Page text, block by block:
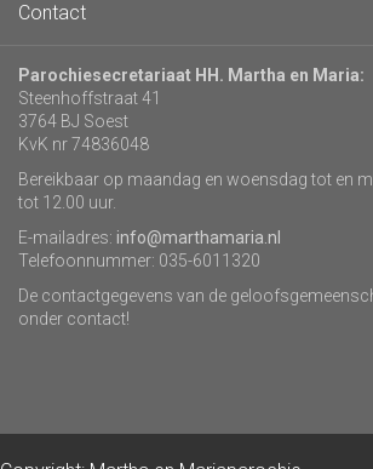
Contact
Parochiesecretariaat HH. Martha en Maria:
Steenhoffstraat 41
3764 BJ Soest
KvK nr 74836048
Bereikbaar op maandag en woensdag tot en
tot 12.00 uur.
E-mailadres: info@marthamaria.nl
Telefoonnummer: 035-6011320
De contactgegevens van de
onder contact!